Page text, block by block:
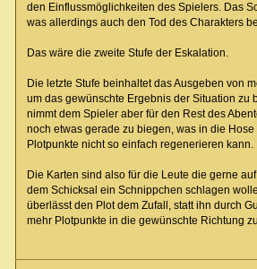
den Einflussmöglichkeiten des Spielers. Das
was allerdings auch den Tod des Charakters
Das wäre die zweite Stufe der Eskalation.
Die letzte Stufe beinhaltet das Ausgeben von
um das gewünschte Ergebnis der Situation zu
nimmt dem Spieler aber für den Rest des
noch etwas gerade zu biegen, was in die
Plotpunkte nicht so einfach regenerieren kann.
Die Karten sind also für die Leute die gerne
dem Schicksal ein Schnippchen schlagen
überlässt den Plot dem Zufall, statt ihn durch
mehr Plotpunkte in die gewünschte Richtung